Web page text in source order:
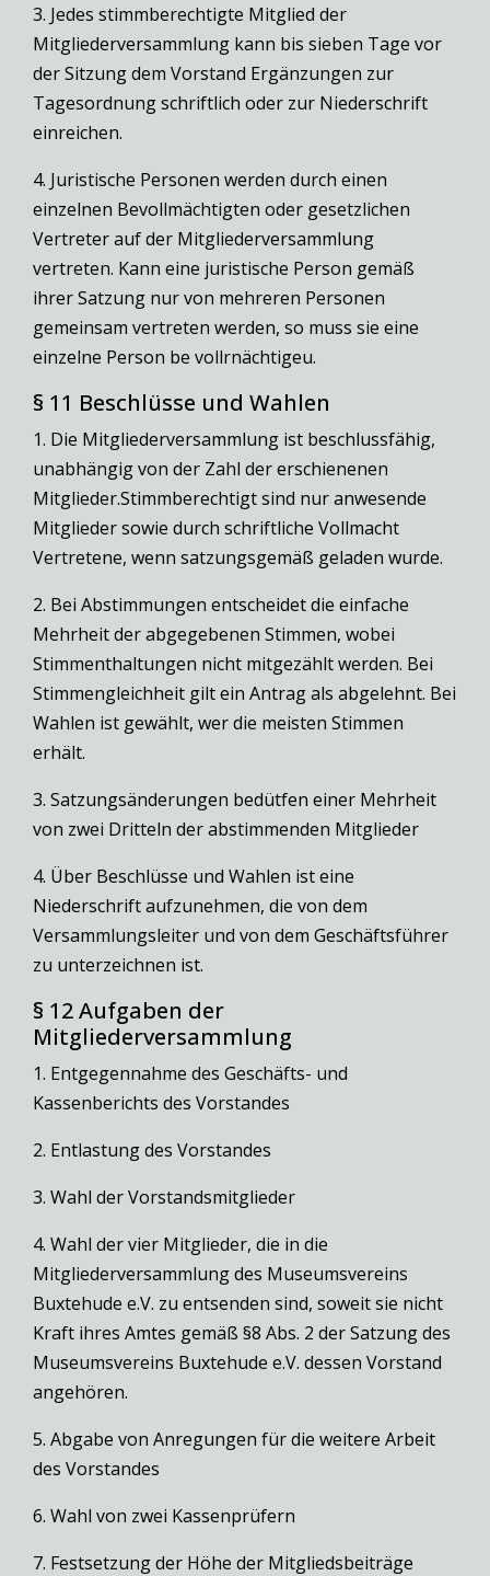
3. Jedes stimmberechtigte Mitglied der
Mitgliederversammlung kann bis sieben Tage vor
der Sitzung dem Vorstand Ergänzungen zur
Tagesordnung schriftlich oder zur Niederschrift
einreichen.
4. Juristische Personen werden durch einen
einzelnen Bevollmächtigten oder gesetzlichen
Vertreter auf der Mitgliederversammlung
vertreten. Kann eine juristische Person gemäß
ihrer Satzung nur von mehreren Personen
gemeinsam vertreten werden, so muss sie eine
einzelne Person be vollrnächtigeu.
§ 11 Beschlüsse und Wahlen
1. Die Mitgliederversammlung ist beschlussfähig,
unabhängig von der Zahl der erschienenen
Mitglieder.Stimmberechtigt sind nur anwesende
Mitglieder sowie durch schriftliche Vollmacht
Vertretene, wenn satzungsgemäß geladen wurde.
2. Bei Abstimmungen entscheidet die einfache
Mehrheit der abgegebenen Stimmen, wobei
Stimmenthaltungen nicht mitgezählt werden. Bei
Stimmengleichheit gilt ein Antrag als abgelehnt. Bei
Wahlen ist gewählt, wer die meisten Stimmen
erhält.
3. Satzungsänderungen bedütfen einer Mehrheit
von zwei Dritteln der abstimmenden Mitglieder
4. Über Beschlüsse und Wahlen ist eine
Niederschrift aufzunehmen, die von dem
Versammlungsleiter und von dem Geschäftsführer
zu unterzeichnen ist.
§ 12 Aufgaben der
Mitgliederversammlung
1. Entgegennahme des Geschäfts- und
Kassenberichts des Vorstandes
2. Entlastung des Vorstandes
3. Wahl der Vorstandsmitglieder
4. Wahl der vier Mitglieder, die in die
Mitgliederversammlung des Museumsvereins
Buxtehude e.V. zu entsenden sind, soweit sie nicht
Kraft ihres Amtes gemäß §8 Abs. 2 der Satzung des
Museumsvereins Buxtehude e.V. dessen Vorstand
angehören.
5. Abgabe von Anregungen für die weitere Arbeit
des Vorstandes
6. Wahl von zwei Kassenprüfern
7. Festsetzung der Höhe der Mitgliedsbeiträge